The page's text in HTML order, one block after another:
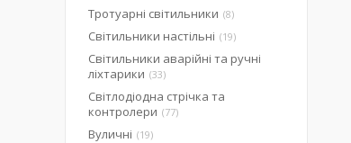
Тротуарні світильники 8
Світильники настільні 19
Світильники аварійні та ручні
ліхтарики 33
Світлодіодна стрічка та
контролери
77
Вуличні 19